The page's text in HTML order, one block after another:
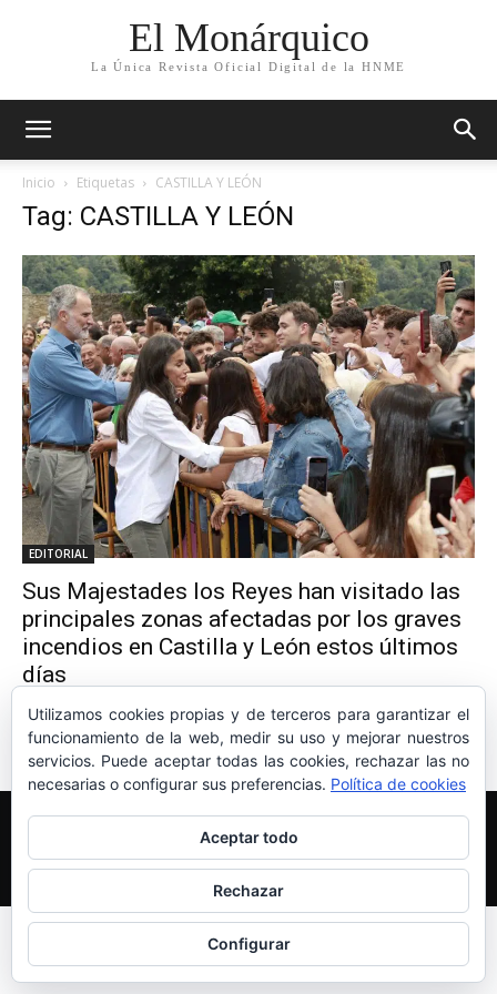
El Monárquico
La Única Revista Oficial Digital de la HNME
Inicio Etiquetas CASTILLA Y LEÓN
Tag: CASTILLA Y LEÓN
EDITORIAL
Sus Majestades los Reyes han visitado las
principales zonas afectadas por los graves
incendios en Castilla y León estos últimos
días
Edición y Redacción Aviso legal
Política de cookies
Más información sobre las cookies
Utilizamos cookies propias y de terceros para garantizar el
funcionamiento de la web, medir su uso y mejorar nuestros
servicios. Puede aceptar todas las cookies, rechazar las no
necesarias o configurar sus preferencias. Política de cookies
Aceptar todo
Rechazar
Configurar